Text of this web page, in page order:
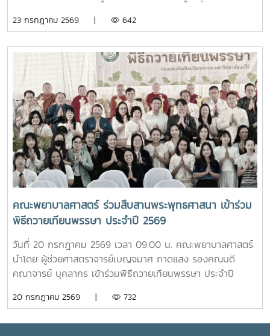
การอนุรักษ์ศิลปวัฒนธรรม และกิจกรรมส่งเสริมคุณลักษณะอัน
พงษ์พานิช และนายพงษ์พิพัฒน์ ราชจันทร์ ได้นำนักศึกษาเยี่ยม
ชมเส้นทางและสถานที่สำคัญภายในมหาวิทยาลัย อาทิ อนุสาวรีย์
คุณพระช่วงเกษตรศิลปการ เพื่อให้นักศึกษาได้เรียนรู้ประวัติและ
คุณูปการของปูชนียบุคคลผู้มีความสำคัญต่อมหาวิทยาลัย คุณค่า
ทางประวัติศาสตร์และจิตวิญญาณของสถาบันและช่วงบ่าย คณะ
นักศึกษาได้เข้าเยี่ยมชมสำนักฟาร์มมหาวิทยาลัย และสำนักวิจัย
และส่งเสริมวิชาการการเกษตร โดยมี นางสาววัชรินทร์ จันท
วรรณ ให้การต้อนรับ พร้อมบรรยายให้ความรู้เกี่ยวกับการผลิต
และการพัฒนาผลิตภัณฑ์กัญชงเพื่อสุขภาพ รวมทั้งนำเยี่ยมชม
แปลงกัญชง เพื่อเปิดมุมมองด้านงานวิจัยและนวัตกรรมทางการ
เกษตรของมหาวิทยาลัย จากนั้น นักศึกษาได้เดินทางไปศึกษา
แหล่งเรียนรู้อ่างเก็บน้ำห้วยโจ้ พร้อมนั่งรถเยี่ยมชมบริเวณรอบ
คณะและหน่วยงานที่ตั้งอยู่นอกพื้นที่หลักของมหาวิทยาลัย ได้แก่
คณะสัตวศาสตร์และเทคโนโลยี และวิทยาลัยพลังงาน เพื่อเรียนรู้
ศักยภาพและความหลากหลายของศาสตร์ที่มหาวิทยาลัยแม่โจ้เปิด
การเรียนการสอน กิจกรรมตามโครงการดังกล่าว นับว่าเป็นการ
ส่งเสริมการเรียนรู้นอกห้องเรียน สร้างเครือข่ายความร่วมมือ
ระหว่างหน่วยงาน พัฒนาทักษะการคิดวิเคราะห์ การแก้ไขปัญหา
ตลอดจนการปรับตัวในรั้วมหาวิทยาลัย อันเป็นรากฐานสำคัญใน
การก้าวสู่การเป็นวิชาชีพพยาบาลที่มีคุณธรรมและจริยธรรมต่อไป
ดร.เทพ พงษ์พานิช นายกสภามหาวิทยาลัยแม่โจ้ เป็นประธานใน
ศาสตร์ และนักศึกษา เข้าร่วมอย่างพร้อมเพรียงห้อง “ร่ม
อินทนิล” เกิดขึ้นจากความร่วมมือระหว่างมหาวิทยาลัยแม่โจ้และ
คณะพยาบาลศาสตร์ เพื่อเป็นศูนย์ให้บริการด้านการดูแลสุขภาพ
เบื้องต้น การให้คำปรึกษา แนะนำด้านสุขภาพกายและสุขภาพใจ
แก่นักศึกษา เพื่อให้นักศึกษาได้รับการดูแลอย่างทั่วถึง มีสุขภาวะ
ที่ดีทั้งด้านร่างกายและจิตใจ อันจะนำไปสู่การส่งเสริมคุณภาพ
ชีวิต ความปลอดภัย และสวัสดิภาพการใช้ชีวิตภายในมหาวิทยาลัย
โดยจะเปิดให้บริการทุกวัน ตั้งแต่เวลา 17.00-20.00 น.นอกจากนี้
ห้อง “ร่มอินทนิล” ยังเป็นพื้นที่แห่งการเรียนรู้และฝึกปฏิบัติ
วิชาชีพของนักศึกษาพยาบาล ภายใต้การกำกับดูแลของ
คณาจารย์และบุคลากรผู้เชี่ยวชาญ เพื่อให้นักศึกษาได้พัฒนา
ทักษะการดูแลผู้รับบริการจากสถานการณ์จริง ควบคู่ไปกับการ
สร้างประโยชน์แก่สังคมภายในมหาวิทยาลัยอย่างไรก็ตาม การเปิด
ให้บริการห้อง “ร่มอินทนิล” ในครั้งนี้ นับว่าเป็นก้าวสำคัญของ
มหาวิทยาลัย ในการพัฒนาระบบการดูแลสุขภาพของนักศึกษา
อย่างเป็นรูปธรรม สะท้อนถึงความมุ่งมั่นในการสร้างสภาพ
ดีของนักศึกษาอย่างรอบด้าน
23 กรกฎาคม 2569 | 642
คณะพยาบาลศาสตร์ ร่วมสืบสานพระพุทธศาสนา เข้าร่วม
พิธีถวายเทียนพรรษา ประจำปี 2569
วันที่ 20 กรกฎาคม 2569 เวลา 09.00 น. คณะพยาบาลศาสตร์
นำโดย ผู้ช่วยศาสตราจารย์เบญจมาศ ถาดแสง รองคณบดี
คณาจารย์ บุคลากร เข้าร่วมพิธีถวายเทียนพรรษา ประจำปี
ประธานในพิธี ณ อาคารแผ่พืชน์ มหาวิทยาลัยแม่โจ้ผู้เข้าร่วมพิธี
20 กรกฎาคม 2569 | 732